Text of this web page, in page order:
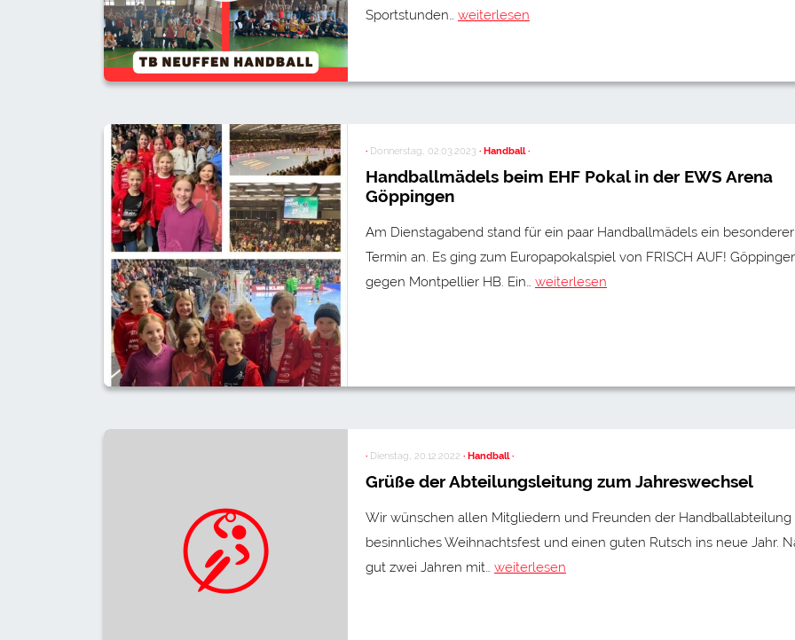
Sportstunden… weiterlesen
·Donnerstag, 02.03.2023 · Handball ·
Handballmädels beim EHF Pokal in der EWS Arena
Göppingen
Am Dienstagabend stand für ein paar Handballmädels ein besonderer
Termin an. Es ging zum Europapokalspiel von FRISCH AUF!
gegen Montpellier HB. Ein… weiterlesen
·Dienstag, 20.12.2022 · Handball ·
Grüße der Abteilungsleitung zum Jahreswechsel
Wir wünschen allen Mitgliedern und Freunden der Handballabteilung
besinnliches Weihnachtsfest und einen guten Rutsch ins neue Jahr.
gut zwei Jahren mit… weiterlesen